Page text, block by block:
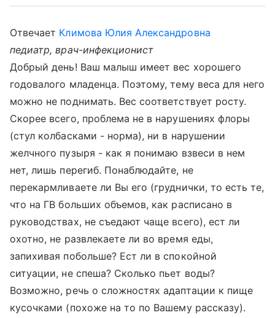
Отвечает Климова Юлия Александровна
педиатр, врач-инфекционист
Добрый день! Ваш малыш имеет вес хорошего
годовалого младенца. Поэтому, тему веса для него
можно не поднимать. Вес соответствует росту.
Скорее всего, проблема не в нарушениях флоры
(стул колбасками - норма), ни в нарушении
желчного пузыря - как я понимаю взвеси в нем
нет, лишь перегиб. Понаблюдайте, не
перекармливаете ли Вы его (груднички, то есть те,
что на ГВ больших объемов, как расписано в
руководствах, не съедают чаще всего), ест ли
охотно, не развлекаете ли во время еды,
запихивая побольше? Ест ли в спокойной
ситуации, не спеша? Сколько пьет воды?
Возможно, речь о сложностях адаптации к пище
кусочками (похоже на то по Вашему рассказу).